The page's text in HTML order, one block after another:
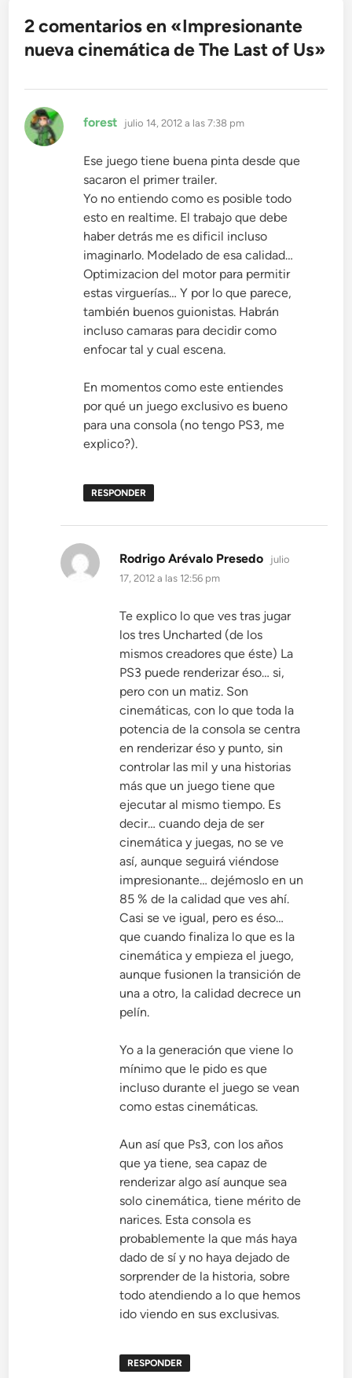
2 comentarios en «Impresionante
nueva cinemática de The Last of Us»
forest dice:
julio 14, 2012 a las 7:38 pm
Ese juego tiene buena pinta desde que
sacaron el primer trailer.
Yo no entiendo como es posible todo
esto en realtime. El trabajo que debe
haber detrás me es dificil incluso
imaginarlo. Modelado de esa calidad…
Optimizacion del motor para permitir
estas virguerías… Y por lo que parece,
también buenos guionistas. Habrán
incluso camaras para decidir como
enfocar tal y cual escena.
En momentos como este entiendes
por qué un juego exclusivo es bueno
para una consola (no tengo PS3, me
explico?).
RESPONDER
Rodrigo Arévalo Presedo dice:
julio
17, 2012 a las 12:56 pm
Te explico lo que ves tras jugar
los tres Uncharted (de los
mismos creadores que éste) La
PS3 puede renderizar éso… si,
pero con un matiz. Son
cinemáticas, con lo que toda la
potencia de la consola se centra
en renderizar éso y punto, sin
controlar las mil y una historias
más que un juego tiene que
ejecutar al mismo tiempo. Es
decir… cuando deja de ser
cinemática y juegas, no se ve
así, aunque seguirá viéndose
impresionante… dejémoslo en un
85 % de la calidad que ves ahí.
Casi se ve igual, pero es éso…
que cuando finaliza lo que es la
cinemática y empieza el juego,
aunque fusionen la transición de
una a otro, la calidad decrece un
pelín.
Yo a la generación que viene lo
mínimo que le pido es que
incluso durante el juego se vean
como estas cinemáticas.
Aun así que Ps3, con los años
que ya tiene, sea capaz de
renderizar algo así aunque sea
solo cinemática, tiene mérito de
narices. Esta consola es
probablemente la que más haya
dado de sí y no haya dejado de
sorprender de la historia, sobre
todo atendiendo a lo que hemos
ido viendo en sus exclusivas.
RESPONDER